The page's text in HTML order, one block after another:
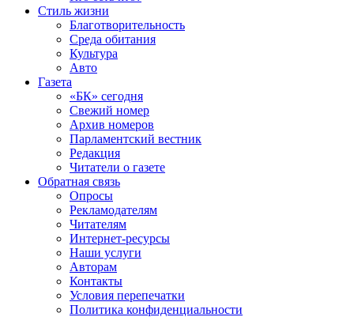
Стиль жизни
Благотворительность
Среда обитания
Культура
Авто
Газета
«БК» сегодня
Свежий номер
Архив номеров
Парламентский вестник
Редакция
Читатели о газете
Обратная связь
Опросы
Рекламодателям
Читателям
Интернет-ресурсы
Наши услуги
Авторам
Контакты
Условия перепечатки
Политика конфиденциальности